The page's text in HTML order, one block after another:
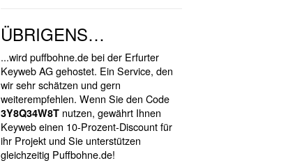
ÜBRIGENS…
...wird puffbohne.de bei der Erfurter
Keyweb AG gehostet. Ein Service, den
wir sehr schätzen und gern
weiterempfehlen. Wenn Sie den Code
3Y8Q34W8T nutzen, gewährt Ihnen
Keyweb einen 10-Prozent-Discount für
ihr Projekt und Sie unterstützen
gleichzeitig Puffbohne.de!